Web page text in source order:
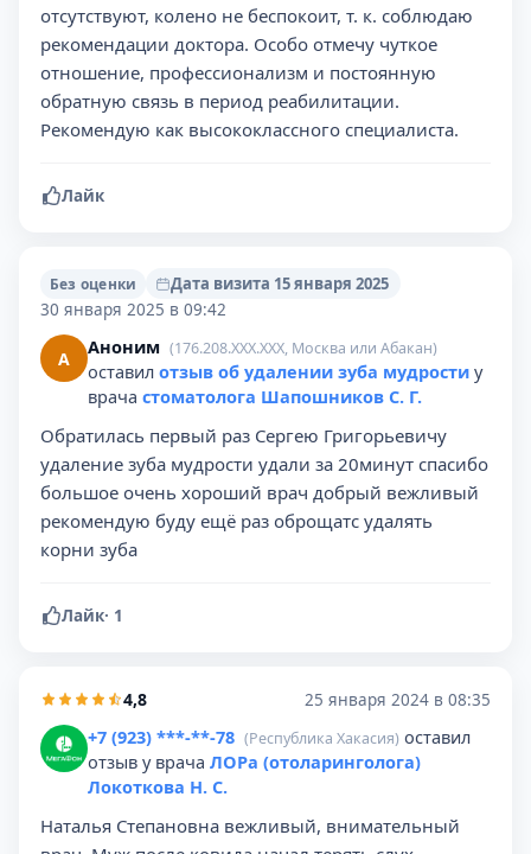
отсутствуют, колено не беспокоит, т. к. соблюдаю
рекомендации доктора. Особо отмечу чуткое
отношение, профессионализм и постоянную
обратную связь в период реабилитации.
Рекомендую как высококлассного специалиста.
Лайк
Без оценки
Дата визита 15 января 2025
30 января 2025 в 09:42
А Аноним (176.208.XXX.XXX, Москва или Абакан)
оставил отзыв об удалении зуба мудрости у
врача стоматолога Шапошников С. Г.
Обратилась первый раз Сергею Григорьевичу
удаление зуба мудрости удали за 20минут спасибо
большое очень хороший врач добрый вежливый
рекомендую буду ещё раз оброщатс удалять
корни зуба
Лайк· 1
4,8 25 января 2024 в 08:35
+7 (923) ***-**-78 (Республика Хакасия) оставил
отзыв у врача ЛОРа (отоларинголога)
Локоткова Н. С.
Наталья Степановна вежливый, внимательный